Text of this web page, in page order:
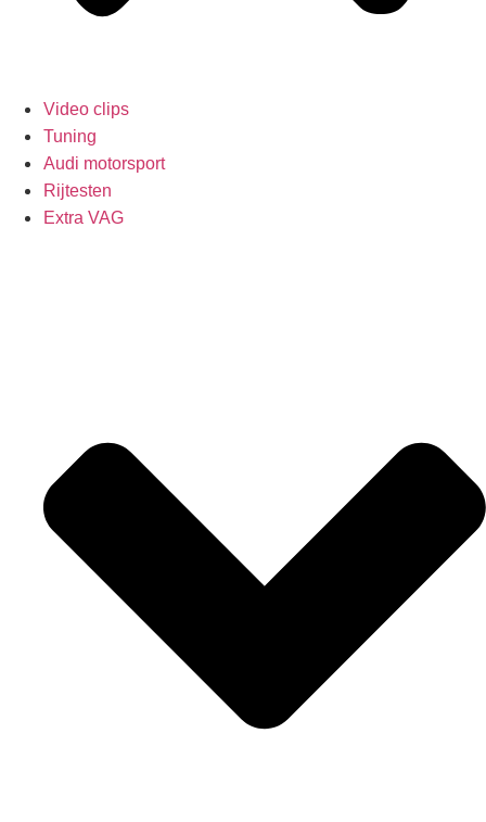
Video clips
Tuning
Audi motorsport
Rijtesten
Extra VAG